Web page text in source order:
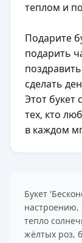
теплом и
Подарите
подарить
сделать
Этот букет
тех, кто
в каждом
Букет
настроению,
тепло
жёлтых роз,